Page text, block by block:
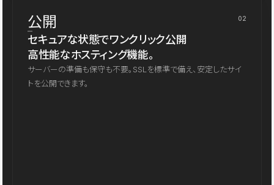
公開 02
セキュアな状態でワンクリック公開
高性能なホスティング機能。
サーバーの準備も保守も不要。SSLを標準で備え、安定したサイ
トを公開できます。